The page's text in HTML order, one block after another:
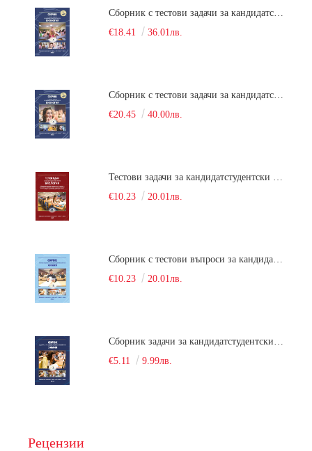
Сборник с тестови задачи за кандидатстудентски изпит по биология върху учебния материал за задължителна и профилирана подготовка, изучаван в средния курс на обучение. Част 1
€18.41
36.01лв.
Сборник с тестови задачи за кандидатстудентски изпит по биология върху учебния материал за задължителна и профилирана подготовка, изучаван в средния курс на обучение. Част 2
€20.45
40.00лв.
Тестови задачи за кандидатстудентски изпит по биология. Сборник
€10.23
20.01лв.
Сборник с тестови въпроси за кандидатстудентски изпит по химия. 2022
€10.23
20.01лв.
Сборник задачи за кандидатстудентски изпит по химия
€5.11
9.99лв.
Рецензии